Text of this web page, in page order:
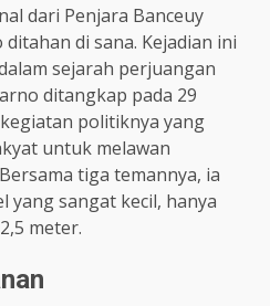
dari Penjara Banceuy
di sana. Kejadian ini
sejarah perjuangan
ditangkap pada 29
politiknya yang
untuk melawan
tiga temannya, ia
yang sangat kecil, hanya
meter.